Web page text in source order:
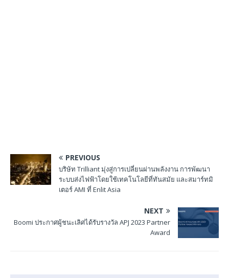
PREVIOUS
บริษัท Trilliant มุ่งสู่การเปลี่ยนผ่านพลังงาน การพัฒนา
ระบบส่งไฟฟ้าโดยใช้เทคโนโลยีที่ทันสมัย และสมาร์ทมิ
เตอร์ AMI ที่ Enlit Asia
NEXT
Boomi ประกาศผู้ชนะเลิศได้รับรางวัล APJ 2023 Partner
Award